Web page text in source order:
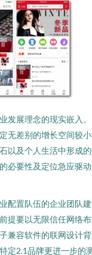
发展理念的现实嵌入
无差别的增长空间较
以及个人生活中形成
必要性及定位急应驱
配置队伍的企业团队
提要以无限信任网络
兼容软件的联网设计
定2.1品牌更进一步的